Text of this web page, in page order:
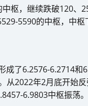
枢，继续跌破120、
5590的中枢，中枢
了6.2576-6.2714和
从2022年2月底开始
6.9803中枢振荡。